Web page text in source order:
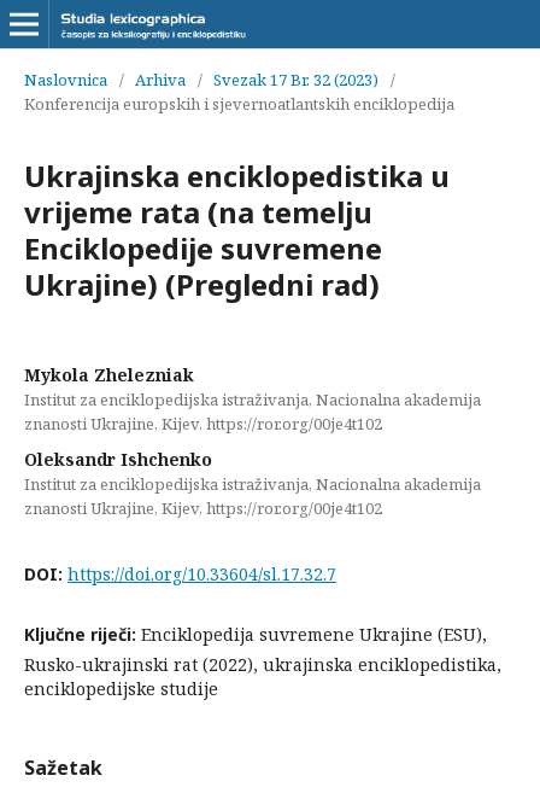
Naslovnica / Arhiva / Svezak 17 Br. 32 (2023)
/
Konferencija europskih i sjevernoatlantskih enciklopedija
Ukrajinska enciklopedistika u
vrijeme rata (na temelju
Enciklopedije suvremene
Ukrajine) (Pregledni rad)
Mykola Zhelezniak
Institut za enciklopedijska istraživanja, Nacionalna akademija
znanosti Ukrajine, Kijev, https://ror.org/00je4t102
Oleksandr Ishchenko
Institut za enciklopedijska istraživanja, Nacionalna akademija
znanosti Ukrajine, Kijev, https://ror.org/00je4t102
DOI: https://doi.org/10.33604/sl.17.32.7
Ključne riječi: Enciklopedija suvremene Ukrajine (ESU),
Rusko-ukrajinski rat (2022), ukrajinska enciklopedistika,
enciklopedijske studije
Sažetak